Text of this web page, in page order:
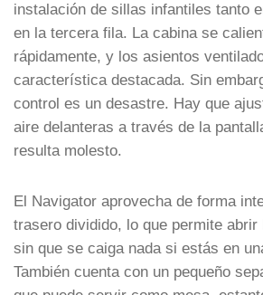
instalación de sillas infantiles tanto
en la tercera fila. La cabina se
rápidamente, y los asientos
característica destacada. Sin
control es un desastre. Hay que
aire delanteras a través de la
resulta molesto.
El Navigator aprovecha de forma
trasero dividido, lo que permite abrir
sin que se caiga nada si estás en
También cuenta con un pequeño